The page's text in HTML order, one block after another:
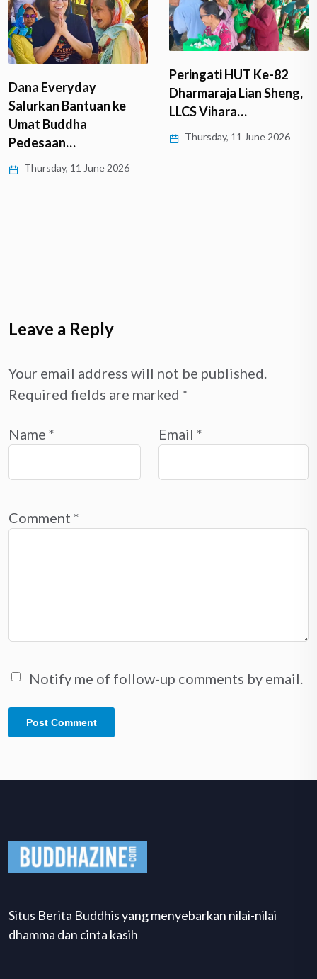
Dana Everyday
Salurkan Bantuan ke
Umat Buddha
Pedesaan…
Thursday, 11 June 2026
Peringati HUT Ke-82
Dharmaraja Lian Sheng,
LLCS Vihara…
Thursday, 11 June 2026
Leave a Reply
Your email address will not be published.
Required fields are marked *
Name * Email *
Comment *
Notify me of follow-up comments by email.
Situs Berita Buddhis yang menyebarkan nilai-nilai
dhamma dan cinta kasih